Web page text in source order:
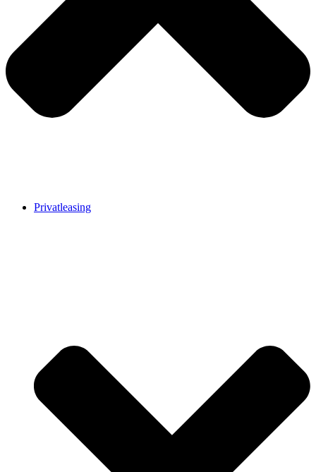
Privatleasing